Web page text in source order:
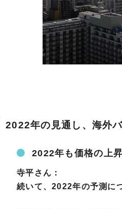
2022年の見通し、海外
2022年も価格の上
寺平さん：
続いて、2022年の予測に